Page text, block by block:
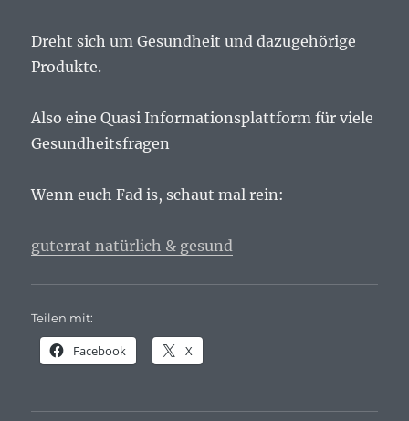
Dreht sich um Gesundheit und dazugehörige
Produkte.
Also eine Quasi Informationsplattform für viele
Gesundheitsfragen
Wenn euch Fad is, schaut mal rein:
guterrat natürlich & gesund
Teilen mit:
Facebook X